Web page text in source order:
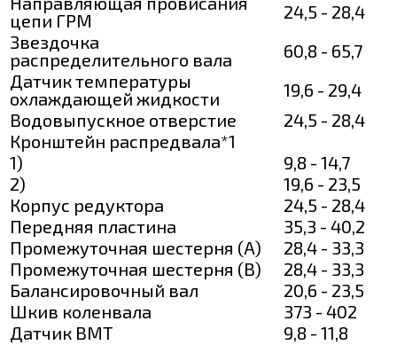
цепи ГРМ
24,5 - 28,4
Звездочка
распределительного вала
60,8 - 65,7
Датчик температуры
охлаждающей жидкости
19,6 - 29,4
Водовыпускное отверстие
24,5 - 28,4
Кронштейн распредвала*1
1)
9,8 - 14,7
2)
19,6 - 23,5
Корпус редуктора
24,5 - 28,4
Передняя пластина
35,3 - 40,2
Промежуточная шестерня (А)
28,4 - 33,3
Промежуточная шестерня (В)
28,4 - 33,3
Балансировочный вал
20,6 - 23,5
Шкив коленвала
373 - 402
Датчик ВМТ
9,8 - 11,8